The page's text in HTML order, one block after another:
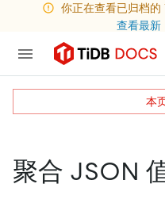
你正在查看已归档的
查看最新
聚合 JSON
本